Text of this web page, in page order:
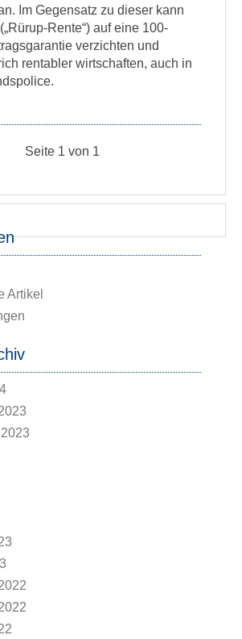
Im Gegensatz zu dieser kann
Rente“) auf eine 100-
verzichten und
rentabler wirtschaften, auch in
Seite 1 von 1
Artikel